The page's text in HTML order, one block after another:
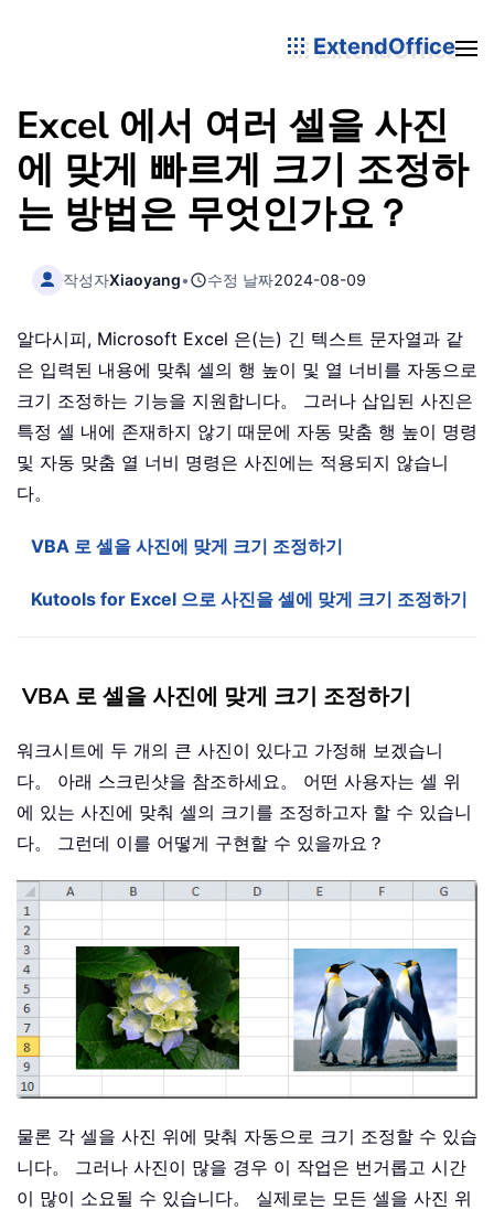
ExtendOffice
Excel 에서 여러 셀을 사진
에 맞게 빠르게 크기 조정하
는 방법은 무엇인가요？
작성자Xiaoyang• 수정 날짜2024-08-09
알다시피, Microsoft Excel 은(는) 긴 텍스트 문자열과 같
은 입력된 내용에 맞춰 셀의 행 높이 및 열 너비를 자동으로
크기 조정하는 기능을 지원합니다。 그러나 삽입된 사진은
특정 셀 내에 존재하지 않기 때문에 자동 맞춤 행 높이 명령
및 자동 맞춤 열 너비 명령은 사진에는 적용되지 않습니
다。
VBA 로 셀을 사진에 맞게 크기 조정하기
Kutools for Excel 으로 사진을 셀에 맞게 크기 조정하기
VBA 로 셀을 사진에 맞게 크기 조정하기
워크시트에 두 개의 큰 사진이 있다고 가정해 보겠습니
다。 아래 스크린샷을 참조하세요。 어떤 사용자는 셀 위
에 있는 사진에 맞춰 셀의 크기를 조정하고자 할 수 있습니
다。 그런데 이를 어떻게 구현할 수 있을까요？
물론 각 셀을 사진 위에 맞춰 자동으로 크기 조정할 수 있습
니다。 그러나 사진이 많을 경우 이 작업은 번거롭고 시간
이 많이 소요될 수 있습니다。 실제로는 모든 셀을 사진 위